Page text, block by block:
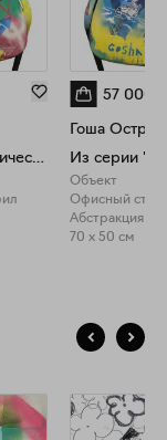
Из серии "Космический офис"
57 000
Гоша
Объект
Офисный стул,
Абстракция
70 x 50 см